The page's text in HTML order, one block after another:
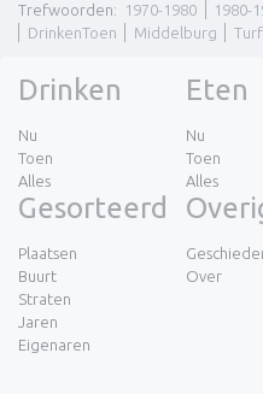
Trefwoorden: 1970-1980 1980-
DrinkenToen
Middelburg
Drinken
Nu
Toen
Alles
Eten
Nu
Toen
Alles
Gesorteerd
Plaatsen
Buurt
Straten
Jaren
Eigenaren
Over